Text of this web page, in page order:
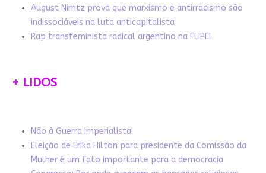
August Nimtz prova que marxismo e antirracismo são
indissociáveis na luta anticapitalista
Rap transfeminista radical argentino na FLIPEI
+ LIDOS
Não à Guerra Imperialista!
Eleição de Erika Hilton para presidente da Comissão da
Mulher é um fato importante para a democracia